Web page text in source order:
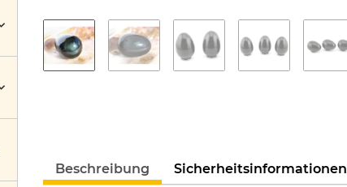
Beschreibung Sicherheitsinformationen